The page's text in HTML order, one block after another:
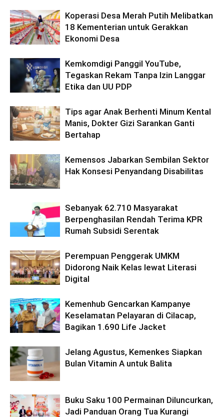
Koperasi Desa Merah Putih Melibatkan
18 Kementerian untuk Gerakkan
Ekonomi Desa
Kemkomdigi Panggil YouTube,
Tegaskan Rekam Tanpa Izin Langgar
Etika dan UU PDP
Tips agar Anak Berhenti Minum Kental
Manis, Dokter Gizi Sarankan Ganti
Bertahap
Kemensos Jabarkan Sembilan Sektor
Hak Konsesi Penyandang Disabilitas
Sebanyak 62.710 Masyarakat
Berpenghasilan Rendah Terima KPR
Rumah Subsidi Serentak
Perempuan Penggerak UMKM
Didorong Naik Kelas lewat Literasi
Digital
Kemenhub Gencarkan Kampanye
Keselamatan Pelayaran di Cilacap,
Bagikan 1.690 Life Jacket
Jelang Agustus, Kemenkes Siapkan
Bulan Vitamin A untuk Balita
Buku Saku 100 Permainan Diluncurkan,
Jadi Panduan Orang Tua Kurangi